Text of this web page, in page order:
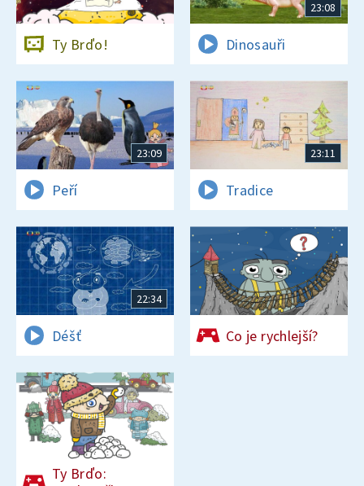
Ty Brďo!
23:08
Dinosauři
23:09
Peří
23:11
Tradice
22:34
Déšť Co je rychlejší?
Ty Brďo: